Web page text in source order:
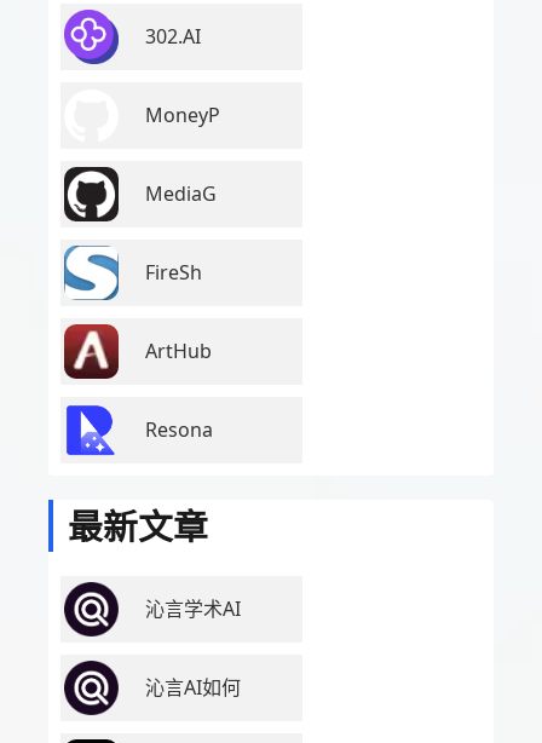
302.AI
MoneyP
MediaG
FireSh
ArtHub
Resona
最新文章
沁言学术AI
沁言AI如何